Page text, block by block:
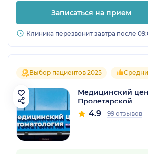
Записаться на прием
Клиника перезвонит завтра после
Выбор пациентов 2025
Медицинский
Пролетарской
4.9 99 отзывов